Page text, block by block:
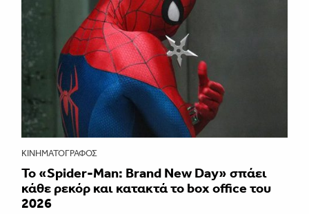
ΚΙΝΗΜΑΤΟΓΡΆΦΟΣ
Το «Spider-Man: Brand New Day» σπάει
κάθε ρεκόρ και κατακτά το box office του
2026